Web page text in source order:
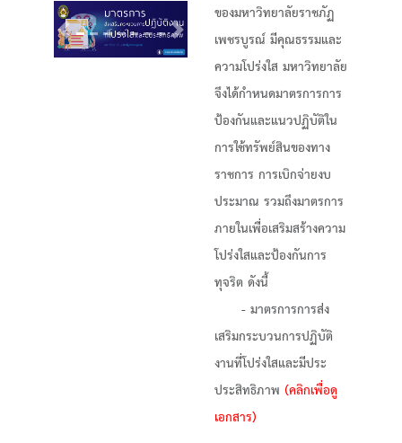
Previous Next
ของมหาวิทยาลัยราชภัฏ
เพชรบูรณ์ มีคุณธรรมและ
ความโปร่งใส มหาวิทยาลัย
จึงได้กำหนดมาตรการการ
ป้องกันและแนวปฏิบัติใน
การใช้ทรัพย์สินของทาง
ราชการ การเบิกจ่ายงบ
ประมาณ รวมถึงมาตรการ
ภายในเพื่อเสริมสร้างความ
โปร่งใสและป้องกันการ
ทุจริต ดังนี้
- มาตรการการส่ง
เสริมกระบวนการปฏิบัติ
งานที่โปร่งใสและมีประ
ประสิทธิภาพ (คลิกเพื่อดู
เอกสาร)